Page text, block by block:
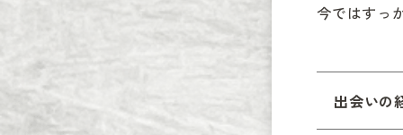
今ではすっ
出会いの